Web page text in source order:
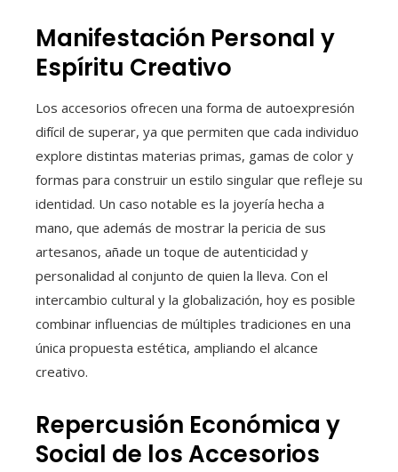
Manifestación Personal y
Espíritu Creativo
Los accesorios ofrecen una forma de autoexpresión
difícil de superar, ya que permiten que cada individuo
explore distintas materias primas, gamas de color y
formas para construir un estilo singular que refleje su
identidad. Un caso notable es la joyería hecha a
mano, que además de mostrar la pericia de sus
artesanos, añade un toque de autenticidad y
personalidad al conjunto de quien la lleva. Con el
intercambio cultural y la globalización, hoy es posible
combinar influencias de múltiples tradiciones en una
única propuesta estética, ampliando el alcance
creativo.
Repercusión Económica y
Social de los Accesorios